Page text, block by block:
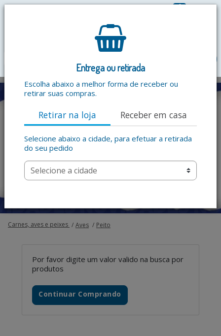
0
Entrega ou retirada
Escolha abaixo a melhor forma de receber ou
retirar suas compras.
Retirar na loja Receber em casa
Selecione abaixo a cidade, para efetuar a retirada
do seu pedido
Carnes, aves e peixes Aves Peito
Por favor digite um valor valido na busca por
produtos
Continuar Comprando